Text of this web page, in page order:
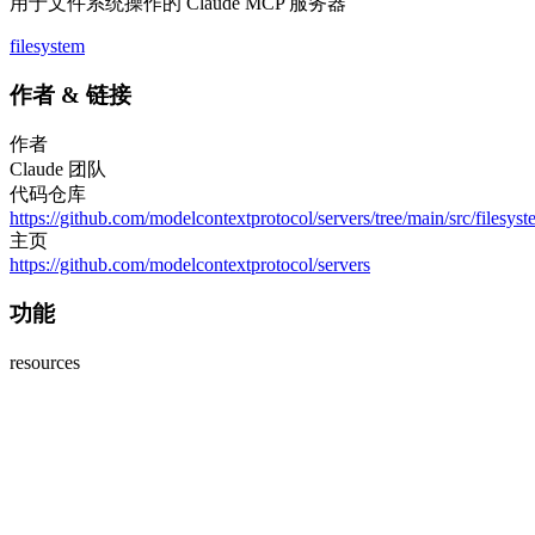
filesystem
作者 &链接
作者
Claude 团队
代码仓库
https://github.com/modelcontextprotocol/servers/tree/main/src/
主页
https://github.com/modelcontextprotocol/servers
功能
resources